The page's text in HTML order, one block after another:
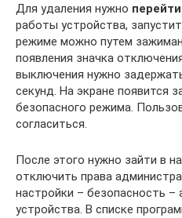
Для удаления нужно
работы устройства,
режиме можно путем
появления значка
выключения нужно
секунд. На экране появится
безопасного режима.
согласиться.
После этого нужно зайти в
отключить права
настройки – безопасность
устройства. В списке